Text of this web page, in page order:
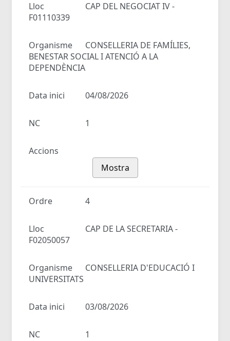
Lloc
CAP DEL NEGOCIAT IV -
F01110339
Organisme
CONSELLERIA DE FAMÍLIES,
BENESTAR SOCIAL I ATENCIÓ A LA
DEPENDÈNCIA
Data inici 04/08/2026
NC 1
Accions
Mostra
Ordre 4
Lloc
CAP DE LA SECRETARIA -
F02050057
Organisme
CONSELLERIA D'EDUCACIÓ I
UNIVERSITATS
Data inici 03/08/2026
NC 1